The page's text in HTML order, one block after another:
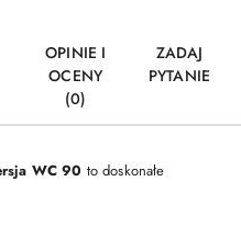
OPINIE I
OCENY
(0)
ZADAJ
PYTANIE
WC 90 to doskonałe